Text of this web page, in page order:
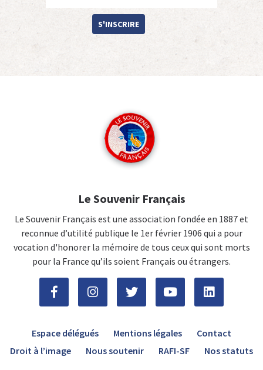
S'INSCRIRE
Le Souvenir Français
Le Souvenir Français est une association fondée en 1887 et
reconnue d’utilité publique le 1er février 1906 qui a pour
vocation d'honorer la mémoire de tous ceux qui sont morts
pour la France qu’ils soient Français ou étrangers.
Espace délégués Mentions légales
Contact
Droit à l’image
Nous soutenir RAFI-SF Nos statuts